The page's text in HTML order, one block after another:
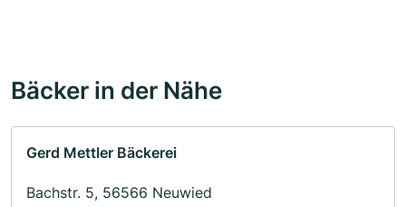
Bäcker in der Nähe
Gerd Mettler Bäckerei
Bachstr. 5, 56566 Neuwied